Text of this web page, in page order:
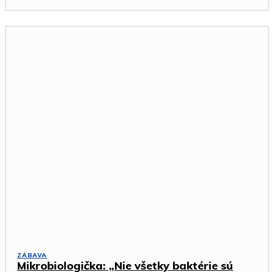
ZÁBAVA
Mikrobiologička: „Nie všetky baktérie sú